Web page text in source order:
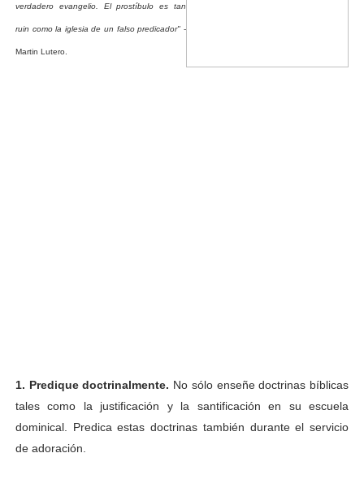
verdadero evangelio. El prostíbulo es tan
ruin como la iglesia de un falso predicador" -
Martin Lutero.
1. Predique doctrinalmente. No sólo enseñe doctrinas bíblicas
tales como la justificación y la santificación en su escuela
dominical. Predica estas doctrinas también durante el servicio
de adoración.